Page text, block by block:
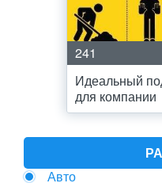
241
Идеальный
для компании
Авто